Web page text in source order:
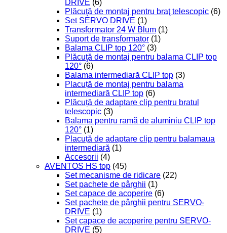
DRIVE (6)
Plăcuţă de montaj pentru braţ telescopic (6)
Set SERVO DRIVE (1)
Transformator 24 W Blum (1)
Suport de transformator (1)
Balama CLIP top 120° (3)
Plăcuţă de montaj pentru balama CLIP top
120° (6)
Balama intermediară CLIP top (3)
Placuță de montaj pentru balama
intermediară CLIP top (6)
Plăcuță de adaptare clip pentru bratul
telescopic (3)
Balama pentru ramă de aluminiu CLIP top
120° (1)
Placuță de adaptare clip pentru balamaua
intermediară (1)
Accesorii (4)
AVENTOS HS top (45)
Set mecanisme de ridicare (22)
Set pachete de pârghii (1)
Set capace de acoperire (6)
Set pachete de pârghii pentru SERVO-
DRIVE (1)
Set capace de acoperire pentru SERVO-
DRIVE (5)